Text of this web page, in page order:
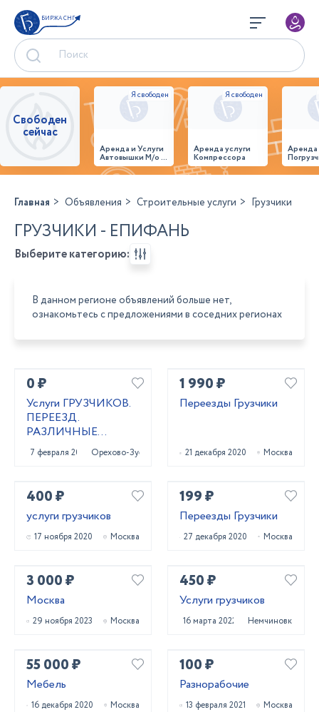
БИРЖА СНГ
Свободен
сейчас
Аренда и Услуги
Автовышки М/о г.
Домодедово
26,28,32 место
Аренда услуги
Компрессора
Главная Объявления Строительные услуги Грузчики
ГРУЗЧИКИ - ЕПИФАНЬ
Выберите категорию:
В данном регионе объявлений больше нет,
ознакомьтесь с предложениями в соседних регионах
0 ₽
Услуги ГРУЗЧИКОВ.
ПЕРЕЕЗД.
РАЗЛИЧНЫЕ
РАБОТЫ
7 февраля 2021 Орехово-Зуево
1 990 ₽
Переезды Грузчики
21 декабря 2020 Москва
400 ₽
услуги грузчиков
17 ноября 2020 Москва
199 ₽
Переезды Грузчики
27 декабря 2020 Москва
3 000 ₽
Москва
29 ноября 2023 Москва
450 ₽
Услуги грузчиков
16 марта 2022 Немчиновка
55 000 ₽
Мебель
16 декабря 2020 Москва
100 ₽
Разнорабочие
13 февраля 2021 Москва